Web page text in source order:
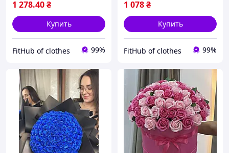
Красивый букет роз
1 278.40₴
Купить
FitHub of clothes 99%
февраля Красивый букет
роз
1 078₴
Купить
FitHub of clothes 99%